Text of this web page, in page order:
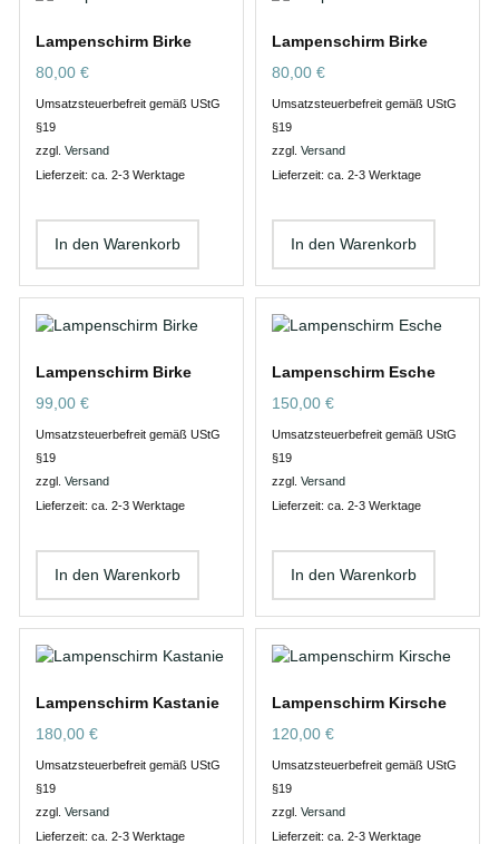
Lampenschirm Birke
80,00 €
Umsatzsteuerbefreit gemäß UStG
§19
zzgl. Versand
Lieferzeit: ca. 2-3 Werktage
In den Warenkorb
Lampenschirm Birke
80,00 €
Umsatzsteuerbefreit gemäß UStG
§19
zzgl. Versand
Lieferzeit: ca. 2-3 Werktage
In den Warenkorb
Lampenschirm Birke
99,00 €
Umsatzsteuerbefreit gemäß UStG
§19
zzgl. Versand
Lieferzeit: ca. 2-3 Werktage
In den Warenkorb
Lampenschirm Esche
150,00 €
Umsatzsteuerbefreit gemäß UStG
§19
zzgl. Versand
Lieferzeit: ca. 2-3 Werktage
In den Warenkorb
Lampenschirm Kastanie
180,00 €
Umsatzsteuerbefreit gemäß UStG
§19
zzgl. Versand
Lieferzeit: ca. 2-3 Werktage
Lampenschirm Kirsche
120,00 €
Umsatzsteuerbefreit gemäß UStG
§19
zzgl. Versand
Lieferzeit: ca. 2-3 Werktage